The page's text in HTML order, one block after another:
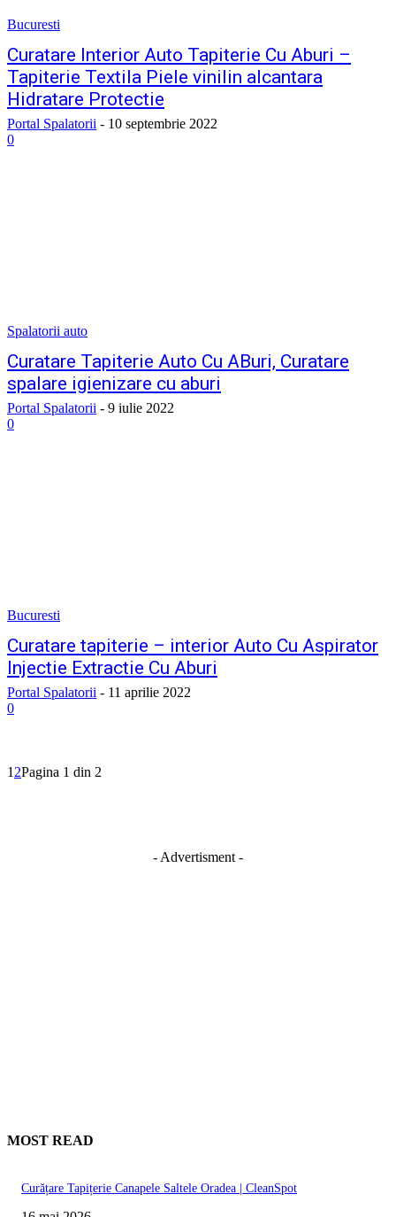
Bucuresti
Curatare Interior Auto Tapiterie Cu Aburi –
Tapiterie Textila Piele vinilin alcantara
Hidratare Protectie
Portal Spalatorii - 10 septembrie 2022
0
Spalatorii auto
Curatare Tapiterie Auto Cu ABuri, Curatare
spalare igienizare cu aburi
Portal Spalatorii - 9 iulie 2022
0
Bucuresti
Curatare tapiterie – interior Auto Cu Aspirator
Injectie Extractie Cu Aburi
Portal Spalatorii - 11 aprilie 2022
0
1 2Pagina 1 din 2
- Advertisment -
MOST READ
Curățare Tapițerie Canapele Saltele Oradea | CleanSpot